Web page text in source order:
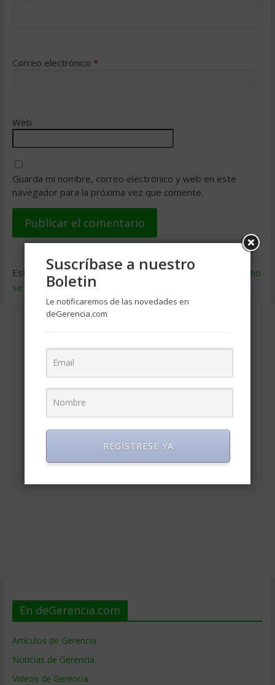
Correo electrónico *
Web
Guarda mi nombre, correo electrónico y web en este
navegador para la próxima vez que comente.
Este sitio usa Akismet para reducir el spam.
Aprende cómo
se procesan los datos de tus comentarios
En deGerencia.com
Artículos de Gerencia
Noticias de Gerencia
Videos de Gerencia
Suscríbase a nuestro
Boletin
Le notificaremos de las novedades en
deGerencia.com
REGISTRESE YA